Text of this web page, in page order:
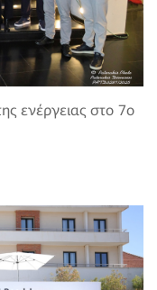
ενέργειας στο 7o